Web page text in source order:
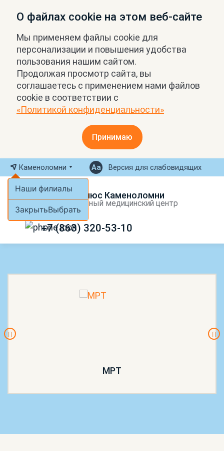
О файлах cookie на этом веб-сайте
Мы применяем файлы cookie для
персонализации и повышения удобства
пользования нашим сайтом.
Продолжая просмотр сайта, вы
соглашаетесь с применением нами файлов
cookie в соответствии с
«Политикой конфиденциальности»
Принимаю
Каменоломни
Наши филиалы
ЗакрытьВыбрать
Версия для слабовидящих
МРТ Плюс Каменоломни
Экспертный медицинский центр
+7 (863) 320-53-10
МРТ